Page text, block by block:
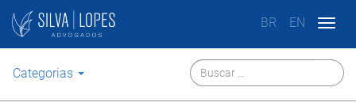
BR EN
Categorias